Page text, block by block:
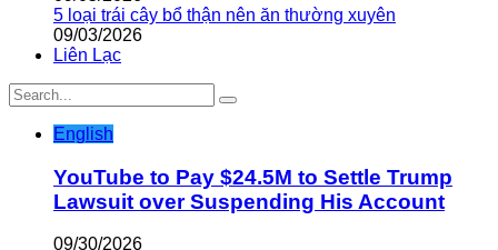
5 loại trái cây bổ thận nên ăn thường xuyên
09/03/2026
Liên Lạc
English
YouTube to Pay $24.5M to Settle Trump
Lawsuit over Suspending His Account
09/30/2026